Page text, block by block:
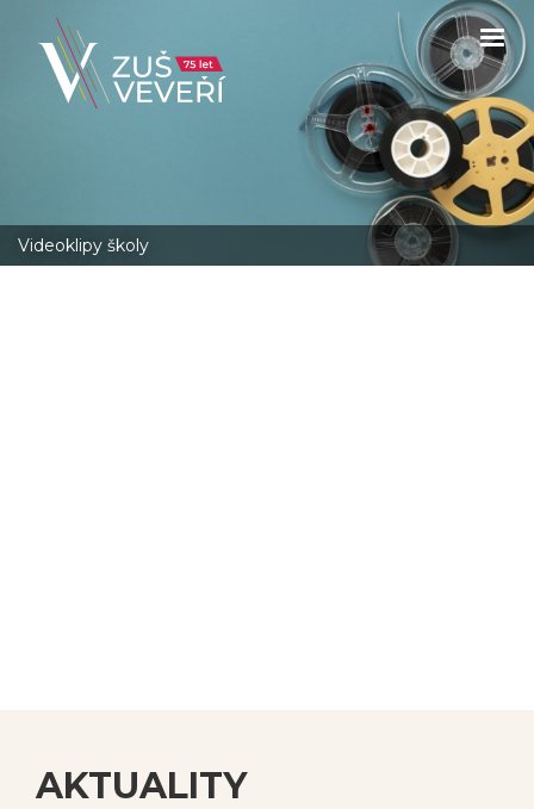
Videoklipy školy
AKTUALITY